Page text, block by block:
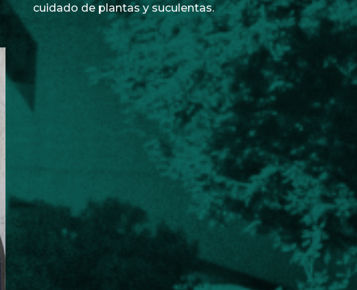
cuidado de plantas y suculentas.